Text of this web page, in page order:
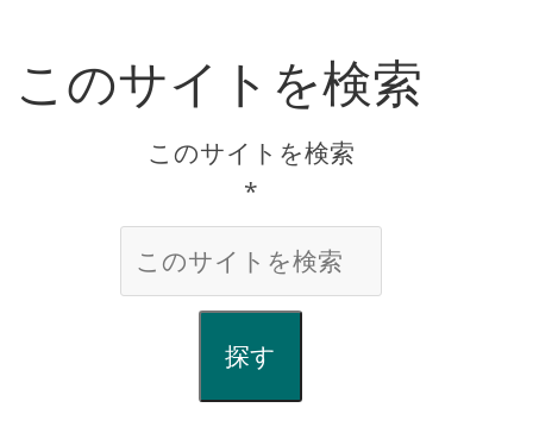
このサイトを検索
このサイトを検索
*
探す